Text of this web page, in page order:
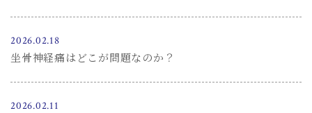
2026.02.18
坐骨神経痛はどこが問題なのか？
2026.02.11